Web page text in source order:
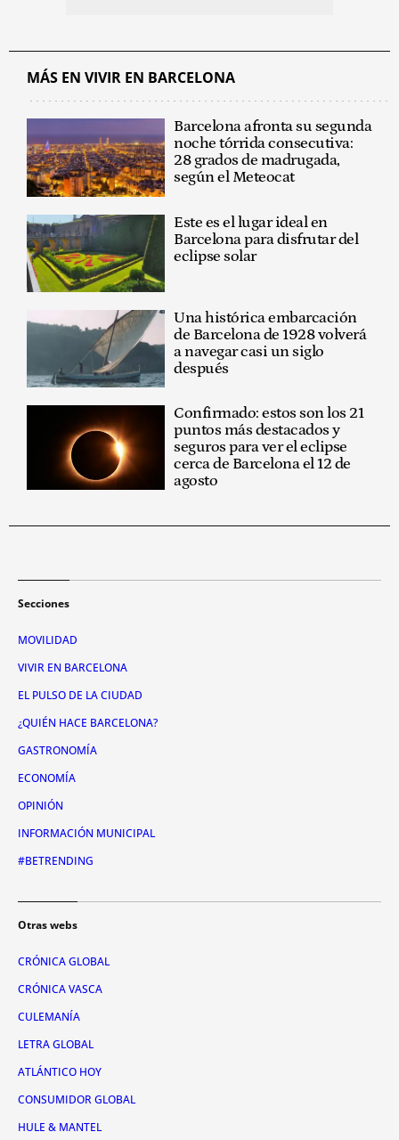
MÁS EN VIVIR EN BARCELONA
Barcelona afronta su segunda
noche tórrida consecutiva:
28 grados de madrugada,
según el Meteocat
Este es el lugar ideal en
Barcelona para disfrutar del
eclipse solar
Una histórica embarcación
de Barcelona de 1928 volverá
a navegar casi un siglo
después
Confirmado: estos son los 21
puntos más destacados y
seguros para ver el eclipse
cerca de Barcelona el 12 de
agosto
Secciones
MOVILIDAD
VIVIR EN BARCELONA
EL PULSO DE LA CIUDAD
¿QUIÉN HACE BARCELONA?
GASTRONOMÍA
ECONOMÍA
OPINIÓN
INFORMACIÓN MUNICIPAL
#BETRENDING
Otras webs
CRÓNICA GLOBAL
CRÓNICA VASCA
CULEMANÍA
LETRA GLOBAL
ATLÁNTICO HOY
CONSUMIDOR GLOBAL
HULE & MANTEL